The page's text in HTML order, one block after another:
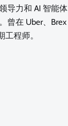
导力和 AI 智能体
曾在 Uber、Brex
工程师。